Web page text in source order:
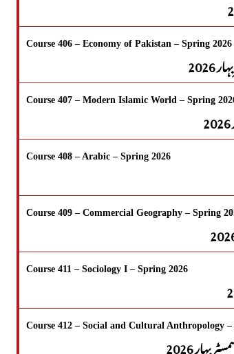
Course 406 – Economy of Pakistan – Spring 2026
Course 407 – Modern Islamic World – Spring
Course 408 – Arabic – Spring 2026
Course 409 – Commercial Geography – Spring
Course 411 – Sociology I – Spring 2026
Course 412 – Social and Cultural Anthropology –
2026